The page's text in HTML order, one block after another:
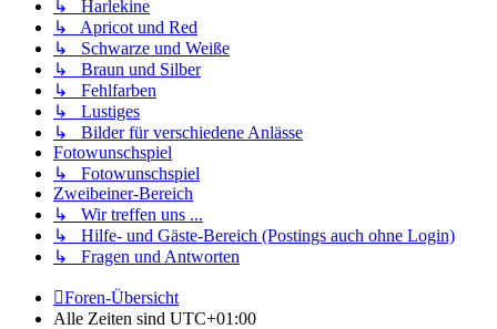
↳ Harlekine
↳ Apricot und Red
↳ Schwarze und Weiße
↳ Braun und Silber
↳ Fehlfarben
↳ Lustiges
↳ Bilder für verschiedene Anlässe
Fotowunschspiel
↳ Fotowunschspiel
Zweibeiner-Bereich
↳ Wir treffen uns ...
↳ Hilfe- und Gäste-Bereich (Postings auch ohne Login)
↳ Fragen und Antworten
Foren-Übersicht
Alle Zeiten sind UTC+01:00